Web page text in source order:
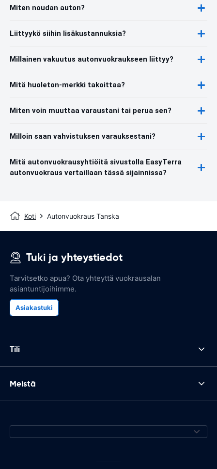
Miten noudan auton?
Liittyykö siihin lisäkustannuksia?
Millainen vakuutus autonvuokraukseen liittyy?
Mitä huoleton-merkki takoittaa?
Miten voin muuttaa varaustani tai perua sen?
Milloin saan vahvistuksen varauksestani?
Mitä autonvuokrausyhtiöitä sivustolla EasyTerra
autonvuokraus vertaillaan tässä sijainnissa?
Koti Autonvuokraus Tanska
Tuki ja yhteystiedot
Tarvitsetko apua? Ota yhteyttä vuokrausalan
asiantuntijoihimme.
Asiakastuki
Tili
Meistä